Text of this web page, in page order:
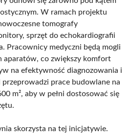
W ramach projektu
tomografy
sprzęt do echokardiografii
Pracownicy medyczni będą mogli
aparatów, co zwiększy komfort
na efektywność diagnozowania i
prace budowlane na
m², aby w pełni dostosować się
skorzysta na tej inicjatywie.